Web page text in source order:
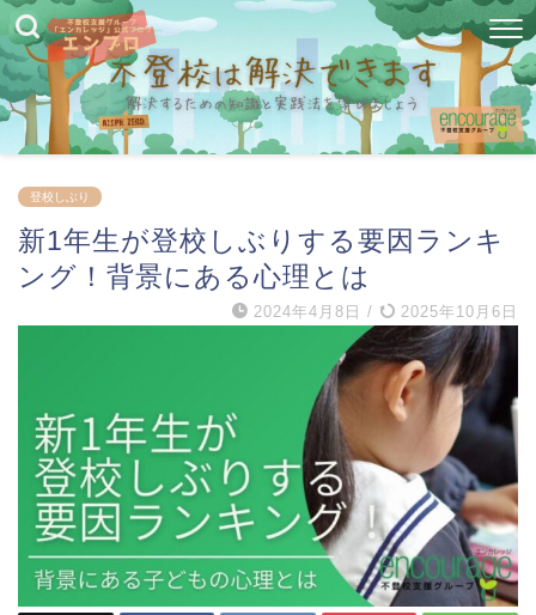
登校しぶり
新1年生が登校しぶりする要因ランキ
ング！背景にある心理とは
2024年4月8日 / 2025年10月6日